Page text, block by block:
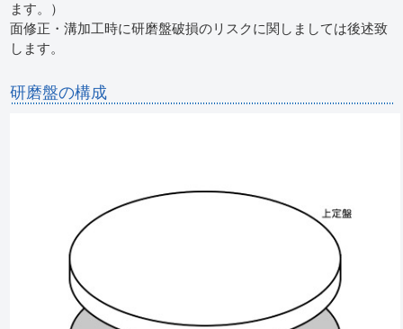
ます。）
面修正・溝加工時に研磨盤破損のリスクに関しましては後述致
します。
研磨盤の構成